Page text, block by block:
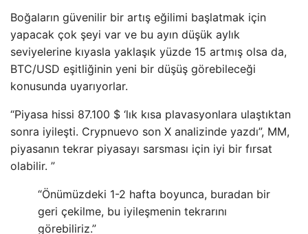
Boğaların güvenilir bir artış eğilimi başlatmak için
yapacak çok şeyi var ve bu ayın düşük aylık
seviyelerine kıyasla yaklaşık yüzde 15 artmış olsa da,
BTC/USD eşitliğinin yeni bir düşüş görebileceği
konusunda uyarıyorlar.
“Piyasa hissi 87.100 $ ‘lık kısa plavasyonlara ulaştıktan
sonra iyileşti. Crypnuevo son X analizinde yazdı”, MM,
piyasanın tekrar piyasayı sarsması için iyi bir fırsat
olabilir. ”
“Önümüzdeki 1-2 hafta boyunca, buradan bir
geri çekilme, bu iyileşmenin tekrarını
görebiliriz.”